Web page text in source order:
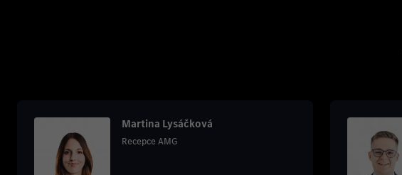
Martina Lysáčková
Recepce AMG